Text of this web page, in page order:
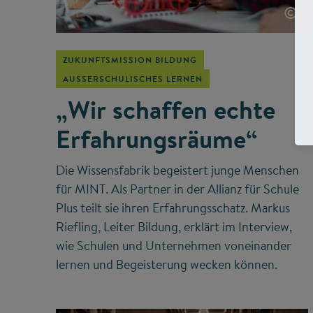
©
ZUKUNFTSMISSION BILDUNG
AUSSERSCHULISCHES LERNEN
„Wir schaffen echte
Erfahrungsräume“
Die Wissensfabrik begeistert junge Menschen
für MINT. Als Partner in der Allianz für Schule
Plus teilt sie ihren Erfahrungsschatz. Markus
Riefling, Leiter Bildung, erklärt im Interview,
wie Schulen und Unternehmen voneinander
lernen und Begeisterung wecken können.